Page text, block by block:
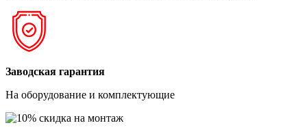
Заводская гарантия
На оборудование и комплектующие